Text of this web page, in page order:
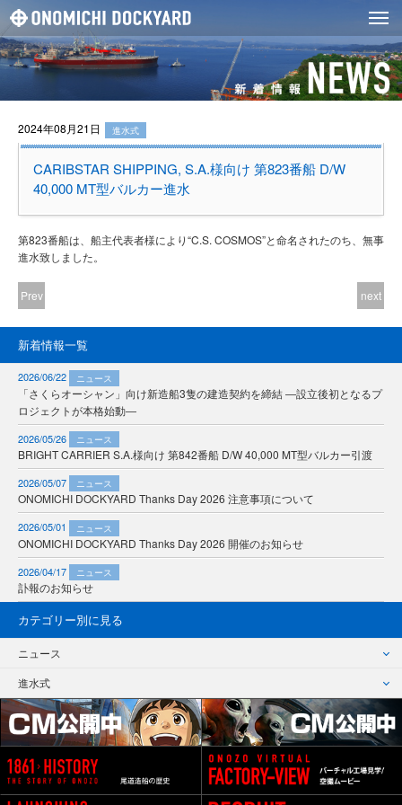
2024年08月21日 進水式
CARIBSTAR SHIPPING, S.A.様向け 第823番船 D/W
40,000 MT型バルカー進水
第823番船は、船主代表者様により“C.S. COSMOS”と命名されたのち、無事
進水致しました。
Prev next
新着情報一覧
2026/06/22 ニュース
「さくらオーシャン」向け新造船3隻の建造契約を締結 ―設立後初となるプ
ロジェクトが本格始動―
2026/05/26 ニュース
BRIGHT CARRIER S.A.様向け 第842番船 D/W 40,000 MT型バルカー引渡
2026/05/07 ニュース
ONOMICHI DOCKYARD Thanks Day 2026 注意事項について
2026/05/01 ニュース
ONOMICHI DOCKYARD Thanks Day 2026 開催のお知らせ
2026/04/17 ニュース
訃報のお知らせ
カテゴリー別に見る
ニュース
進水式